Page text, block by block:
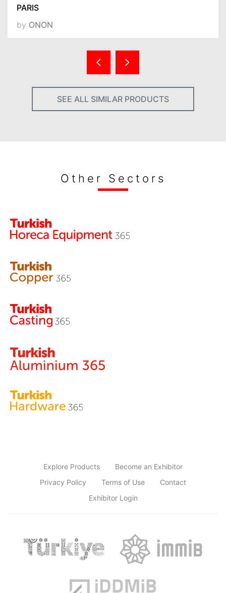
PARIS
by ONON
SEE ALL SIMILAR PRODUCTS
Other Sectors
Explore Products
Become an Exhibitor
Privacy Policy
Terms of Use
Contact
Exhibitor Login